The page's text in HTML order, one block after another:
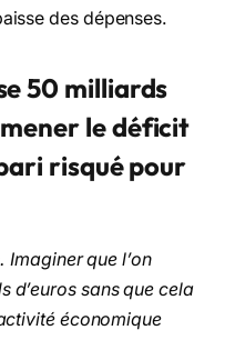
des dépenses.
50 milliards
le déficit
risqué pour
Imaginer que l’on
d’euros sans que cela
économique